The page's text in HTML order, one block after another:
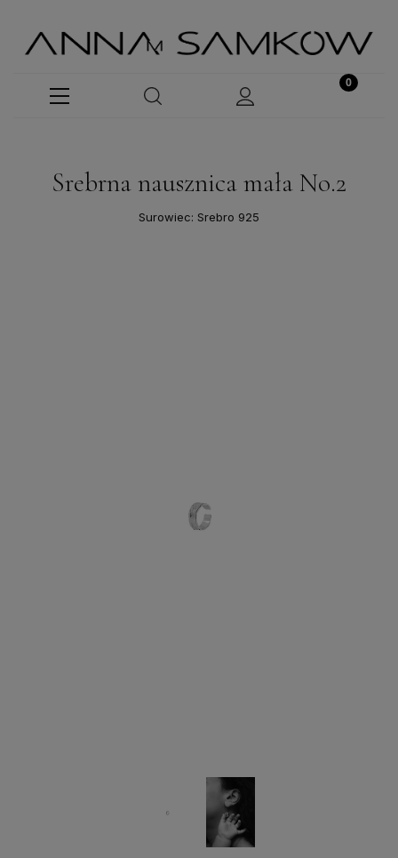
Srebrna nausznica mała No.2
Surowiec: Srebro 925